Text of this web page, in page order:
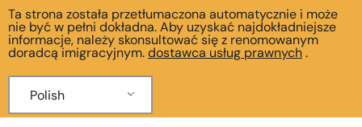
Ta strona została przetłumaczona automatycznie i może
nie być w pełni dokładna. Aby uzyskać najdokładniejsze
informacje, należy skonsultować się z renomowanym
doradcą imigracyjnym.dostawca usług prawnych.
Polish